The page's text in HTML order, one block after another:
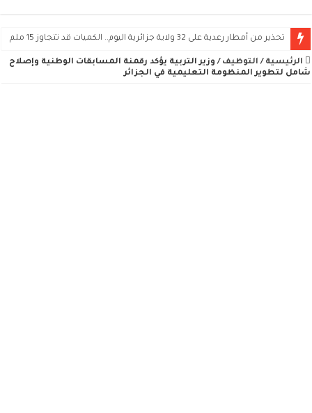
تحذير من أمطار رعدية على 32 ولاية جزائرية اليوم.. الكميات قد تتجاوز 15 ملم
الرئيسية / التوظيف / وزير التربية يؤكد رقمنة المسابقات الوطنية وإصلاح
شامل لتطوير المنظومة التعليمية في الجزائر